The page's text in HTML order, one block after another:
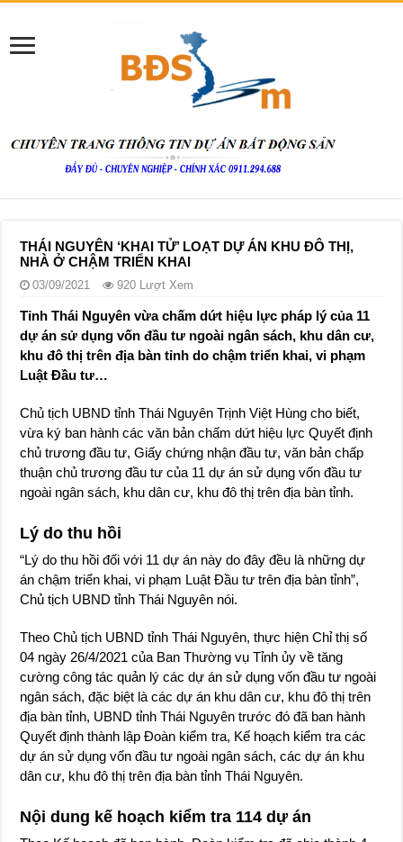
THÁI NGUYÊN ‘KHAI TỬ’ LOẠT DỰ ÁN KHU ĐÔ THỊ,
NHÀ Ở CHẬM TRIỂN KHAI
03/09/2021 920 Lượt Xem
Tỉnh Thái Nguyên vừa chấm dứt hiệu lực pháp lý của 11
dự án sử dụng vốn đầu tư ngoài ngân sách, khu dân cư,
khu đô thị trên địa bàn tỉnh do chậm triển khai, vi phạm
Luật Đầu tư…
Chủ tịch UBND tỉnh Thái Nguyên Trịnh Việt Hùng cho biết,
vừa ký ban hành các văn bản chấm dứt hiệu lực Quyết định
chủ trương đầu tư, Giấy chứng nhận đầu tư, văn bản chấp
thuận chủ trương đầu tư của 11 dự án sử dụng vốn đầu tư
ngoài ngân sách, khu dân cư, khu đô thị trên địa bàn tỉnh.
Lý do thu hồi
“Lý do thu hồi đối với 11 dự án này do đây đều là những dự
án chậm triển khai, vi phạm Luật Đầu tư trên địa bàn tỉnh”,
Chủ tịch UBND tỉnh Thái Nguyên nói.
Theo Chủ tịch UBND tỉnh Thái Nguyên, thực hiện Chỉ thị số
04 ngày 26/4/2021 của Ban Thường vụ Tỉnh ủy về tăng
cường công tác quản lý các dự án sử dụng vốn đầu tư ngoài
ngân sách, đặc biệt là các dự án khu dân cư, khu đô thị trên
địa bàn tỉnh, UBND tỉnh Thái Nguyên trước đó đã ban hành
Quyết định thành lập Đoàn kiểm tra, Kế hoạch kiểm tra các
dự án sử dụng vốn đầu tư ngoài ngân sách, các dự án khu
dân cư, khu đô thị trên địa bàn tỉnh Thái Nguyên.
Nội dung kế hoạch kiểm tra 114 dự án